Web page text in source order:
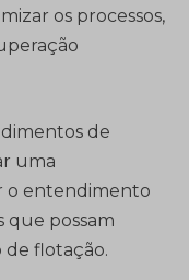
os processos,
de
uma
o entendimento
que possam
de flotação.